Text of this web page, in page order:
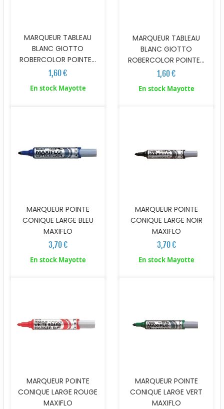
MARQUEUR TABLEAU
BLANC GIOTTO
ROBERCOLOR POINTE...
1,60 €
En stock Mayotte
MARQUEUR TABLEAU
BLANC GIOTTO
ROBERCOLOR POINTE...
1,60 €
En stock Mayotte
MARQUEUR POINTE
CONIQUE LARGE BLEU
MAXIFLO
3,70 €
En stock Mayotte
MARQUEUR POINTE
CONIQUE LARGE NOIR
MAXIFLO
3,70 €
En stock Mayotte
MARQUEUR POINTE
CONIQUE LARGE ROUGE
MAXIFLO
MARQUEUR POINTE
CONIQUE LARGE VERT
MAXIFLO